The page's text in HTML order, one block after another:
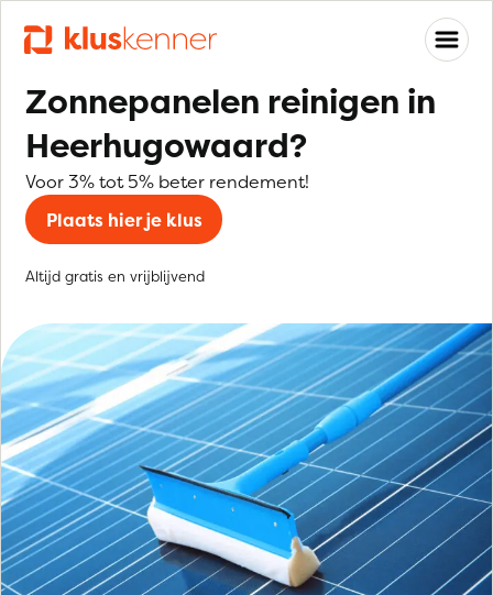
Zonnepanelen reinigen in
Heerhugowaard?
Voor 3% tot 5% beter rendement!
Plaats hier je klus
Altijd gratis en vrijblijvend